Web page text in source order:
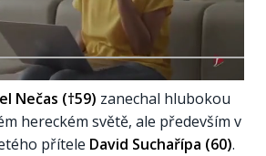
Nečas (†59) zanechal hlubokou
hereckém světě, ale především v
přítele David Suchařípa (60).